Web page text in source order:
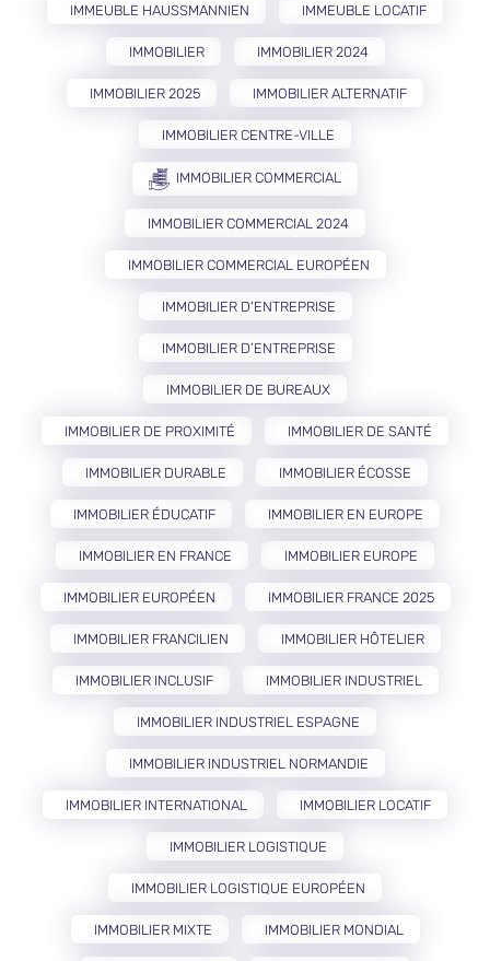
IMMEUBLE HAUSSMANNIEN IMMEUBLE LOCATIF
IMMOBILIER IMMOBILIER 2024
IMMOBILIER 2025 IMMOBILIER ALTERNATIF
IMMOBILIER CENTRE-VILLE
IMMOBILIER COMMERCIAL
IMMOBILIER COMMERCIAL 2024
IMMOBILIER COMMERCIAL EUROPÉEN
IMMOBILIER D'ENTREPRISE
IMMOBILIER D’ENTREPRISE
IMMOBILIER DE BUREAUX
IMMOBILIER DE PROXIMITÉ IMMOBILIER DE SANTÉ
IMMOBILIER DURABLE IMMOBILIER ÉCOSSE
IMMOBILIER ÉDUCATIF IMMOBILIER EN EUROPE
IMMOBILIER EN FRANCE IMMOBILIER EUROPE
IMMOBILIER EUROPÉEN IMMOBILIER FRANCE 2025
IMMOBILIER FRANCILIEN IMMOBILIER HÔTELIER
IMMOBILIER INCLUSIF IMMOBILIER INDUSTRIEL
IMMOBILIER INDUSTRIEL ESPAGNE
IMMOBILIER INDUSTRIEL NORMANDIE
IMMOBILIER INTERNATIONAL IMMOBILIER LOCATIF
IMMOBILIER LOGISTIQUE
IMMOBILIER LOGISTIQUE EUROPÉEN
IMMOBILIER MIXTE IMMOBILIER MONDIAL